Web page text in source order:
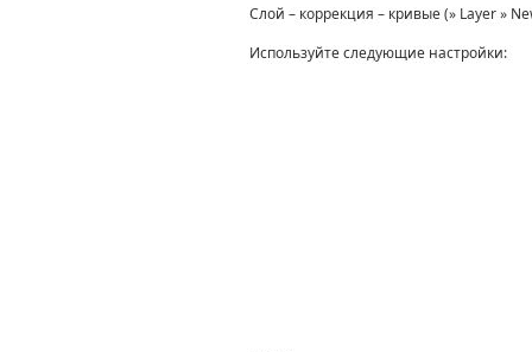
Слой – коррекция – кривые(» Layer »
Используйте следующие настройки: